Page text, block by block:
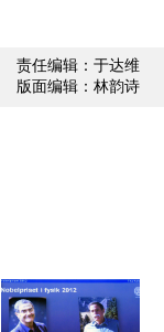
责任编辑：于达维
版面编辑：林韵诗